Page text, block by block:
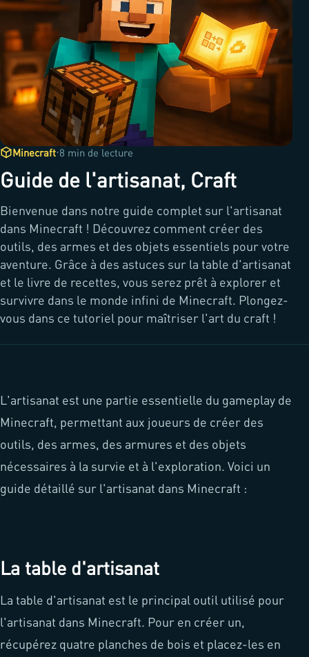
Minecraft·8 min de lecture
Guide de l'artisanat, Craft
Bienvenue dans notre guide complet sur l'artisanat
dans Minecraft ! Découvrez comment créer des
outils, des armes et des objets essentiels pour votre
aventure. Grâce à des astuces sur la table d'artisanat
et le livre de recettes, vous serez prêt à explorer et
survivre dans le monde infini de Minecraft. Plongez-
vous dans ce tutoriel pour maîtriser l'art du craft !
L'artisanat est une partie essentielle du gameplay de
Minecraft, permettant aux joueurs de créer des
outils, des armes, des armures et des objets
nécessaires à la survie et à l'exploration. Voici un
guide détaillé sur l'artisanat dans Minecraft :
La table d'artisanat
La table d'artisanat est le principal outil utilisé pour
l'artisanat dans Minecraft. Pour en créer un,
récupérez quatre planches de bois et placez-les en